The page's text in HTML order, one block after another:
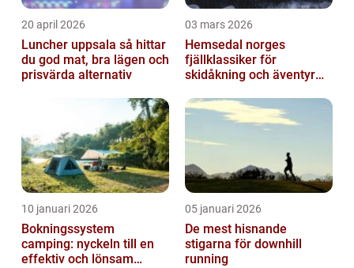
20 april 2026
Luncher uppsala så hittar
du god mat, bra lägen och
prisvärda alternativ
03 mars 2026
Hemsedal norges
fjällklassiker för
skidåkning och äventyr
10 januari 2026
Bokningssystem
camping: nyckeln till en
effektiv och lönsam
05 januari 2026
De mest hisnande
stigarna för downhill
running